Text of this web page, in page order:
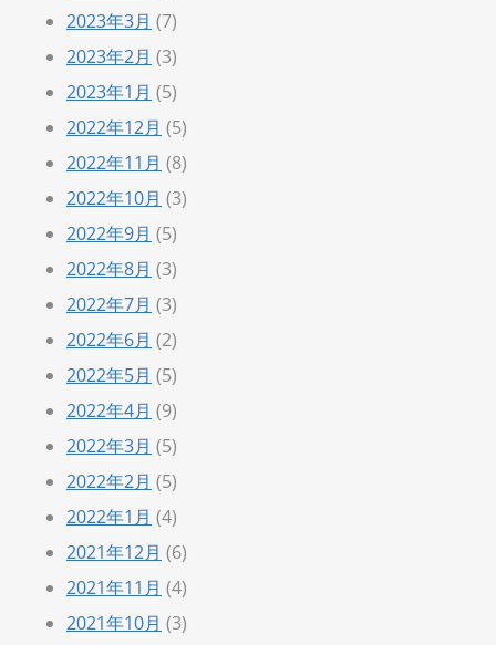
2023年3月 (7)
2023年2月 (3)
2023年1月 (5)
2022年12月 (5)
2022年11月 (8)
2022年10月 (3)
2022年9月 (5)
2022年8月 (3)
2022年7月 (3)
2022年6月 (2)
2022年5月 (5)
2022年4月 (9)
2022年3月 (5)
2022年2月 (5)
2022年1月 (4)
2021年12月 (6)
2021年11月 (4)
2021年10月 (3)